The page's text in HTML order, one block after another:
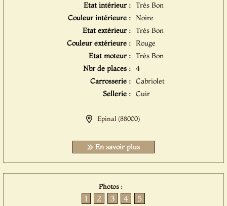
Etat intérieur : Très Bon
Couleur intérieure : Noire
Etat extérieur : Très Bon
Couleur extérieure : Rouge
Etat moteur : Très Bon
Nbr de places : 4
Carrosserie : Cabriolet
Sellerie : Cuir
Epinal (88000)
En savoir plus
Photos :
1 2 3 4 5